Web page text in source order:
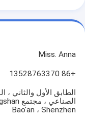
Miss. Anna
+86 13528763370
Bao'an ، Shenzhen